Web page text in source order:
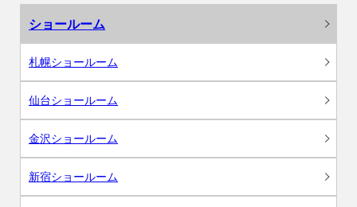
ショールーム
札幌ショールーム
仙台ショールーム
金沢ショールーム
新宿ショールーム